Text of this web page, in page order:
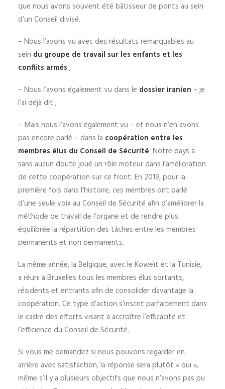
que nous avons souvent été bâtisseur de ponts au sein
d’un Conseil divisé.
– Nous l’avons vu avec des résultats remarquables au
sein du groupe de travail sur les enfants et les
conflits armés;
– Nous l’avons également vu dans le dossier iranien – je
l’ai déjà dit ;
– Mais nous l’avons également vu – et nous n’en avons
pas encore parlé – dans la coopération entre les
membres élus du Conseil de Sécurité. Notre pays a
sans aucun doute joué un rôle moteur dans l’amélioration
de cette coopération sur ce front. En 2019, pour la
première fois dans l’histoire, ces membres ont parlé
d’une seule voix au Conseil de Sécurité afin d’améliorer la
méthode de travail de l’organe et de rendre plus
équilibrée la répartition des tâches entre les membres
permanents et non permanents.
La même année, la Belgique, avec le Koweït et la Tunisie,
a réuni à Bruxelles tous les membres élus sortants,
résidents et entrants afin de consolider davantage la
coopération. Ce type d’action s’inscrit parfaitement dans
le cadre des efforts visant à accroître l’efficacité et
l’efficience du Conseil de Sécurité.
Si vous me demandez si nous pouvons regarder en
arrière avec satisfaction, la réponse sera plutôt « oui »,
même s’il y a plusieurs objectifs que nous n’avons pas pu